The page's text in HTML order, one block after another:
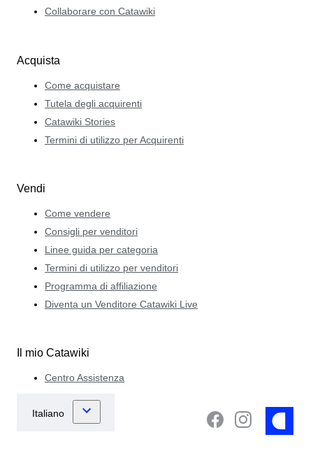
Collaborare con Catawiki
Acquista
Come acquistare
Tutela degli acquirenti
Catawiki Stories
Termini di utilizzo per Acquirenti
Vendi
Come vendere
Consigli per venditori
Linee guida per categoria
Termini di utilizzo per venditori
Programma di affiliazione
Diventa un Venditore Catawiki Live
Il mio Catawiki
Centro Assistenza